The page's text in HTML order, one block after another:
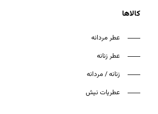
کالاها
عطر مردانه
عطر زنانه
زنانه / مردانه
عطریات نیش